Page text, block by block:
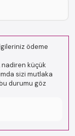
ödeme
küçük
sizi mutlaka
durumu göz